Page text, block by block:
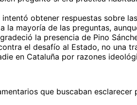
obtener respuestas sobre
mayoría de las preguntas,
la presencia de Pino
el desafío al Estado, no una
en Cataluña por razones
que buscaban